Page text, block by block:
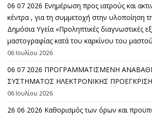
06 07 2026 Eνημέρωση προς ιατρούς και
κέντρα , για τη συμμετοχή στην υλοποίηση
Δημόσια Υγεία «Προληπτικές διαγνωστικές
μαστογραφίας κατά του καρκίνου του
06 Ιουλίου 2026
06 07 2026 ΠΡΟΓΡΑΜΜΑΤΙΣΜΕΝΗ
ΣΥΣΤΗΜΑΤΟΣ ΗΛΕΚΤΡΟΝΙΚΗΣ
06 Ιουλίου 2026
26 06 2026 Καθορισμός των όρων και